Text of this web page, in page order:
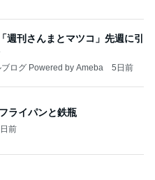
週刊さんまとマツコ」先週に引
ログ Powered by Ameba 5日前
ライパンと鉄瓶
前